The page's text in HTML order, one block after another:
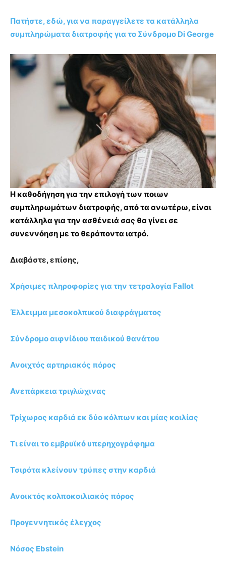
Πατήστε, εδώ, για να παραγγείλετε τα κατάλληλα
συμπληρώματα διατροφής για το Σύνδρομο Di George
Η καθοδήγηση για την επιλογή των ποιων
συμπληρωμάτων διατροφής, από τα ανωτέρω, είναι
κατάλληλα για την ασθένειά σας θα γίνει σε
συνεννόηση με το θεράποντα ιατρό.
Διαβάστε, επίσης,
Χρήσιμες πληροφορίες για την τετραλογία Fallot
Έλλειμμα μεσοκολπικού διαφράγματος
Σύνδρομο αιφνίδιου παιδικού θανάτου
Ανοιχτός αρτηριακός πόρος
Ανεπάρκεια τριγλώχινας
Τρίχωρος καρδιά εκ δύο κόλπων και μίας κοιλίας
Τι είναι το εμβρυϊκό υπερηχογράφημα
Τσιρότα κλείνουν τρύπες στην καρδιά
Ανοικτός κολποκοιλιακός πόρος
Προγεννητικός έλεγχος
Νόσος Ebstein